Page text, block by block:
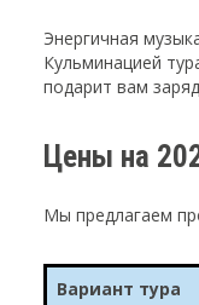
Энергичная
Кульминацией
подарит вам
Цены на
Мы предлагаем
Вариант тура